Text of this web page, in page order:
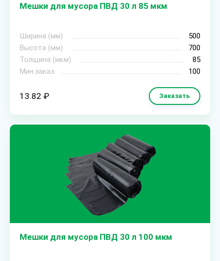
Мешки для мусора ПВД 30 л 85 мкм
Ширина (мм)
500
Высота (мм)
700
Толщина (мкм)
85
Мин.заказ
100
13.82 ₽ Заказать
Мешки для мусора ПВД 30 л 100 мкм